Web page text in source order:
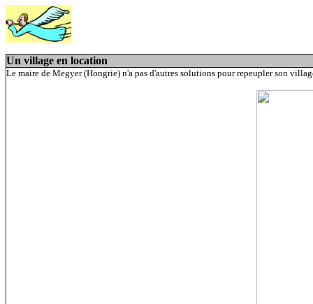
Un village en location
Le maire de Megyer (Hongrie) n'a pas d'autres solutions pour repeupler son